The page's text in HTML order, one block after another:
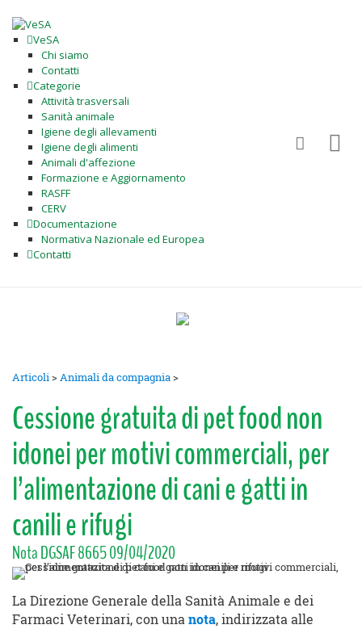
VeSA
Chi siamo
Contatti
Categorie
Attività trasversali
Sanità animale
Igiene degli allevamenti
Igiene degli alimenti
Animali d'affezione
Formazione e Aggiornamento
RASFF
CERV
Documentazione
Normativa Nazionale ed Europea
Contatti
Articoli>Animali da compagnia>
Cessione gratuita di pet food non
idonei per motivi commerciali, per
l’alimentazione di cani e gatti in
canili e rifugi
Nota DGSAF 8665 09/04/2020
La Direzione Generale della Sanità Animale e dei
Farmaci Veterinari, con una nota, indirizzata alle